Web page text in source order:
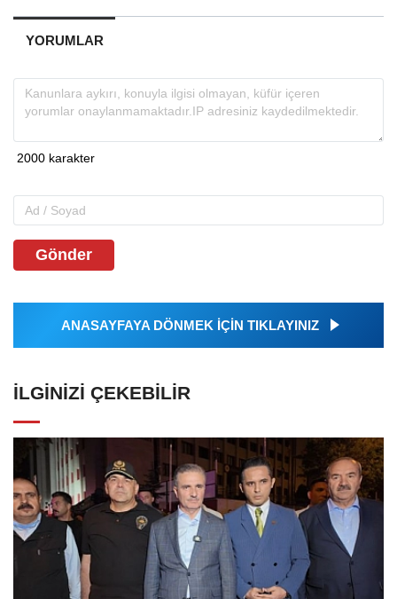
YORUMLAR
Gönder
ANASAYFAYA DÖNMEK İÇİN TIKLAYINIZ
İLGINIZI ÇEKEBILIR